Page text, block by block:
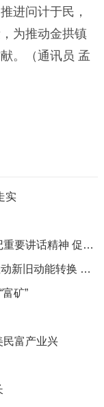
进问计于民，
为推动金拱镇
。（通讯员 孟
实
省委常委会召开会议 深入学习贯彻总书记重要讲话精神 促进民营经济健康发展高质量发展 确保实现一季度“开门稳”“开门红”
【科技创新引领新质生产力发展】积极推动新旧动能转换 为高质量发展“续航增速”
矿”
民富产业兴